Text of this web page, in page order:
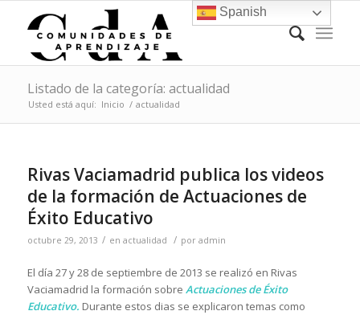
Listado de la categoría: actualidad
Usted está aquí: Inicio / actualidad
Rivas Vaciamadrid publica los videos
de la formación de Actuaciones de
Éxito Educativo
octubre 29, 2013 / en actualidad / por admin
El día 27 y 28 de septiembre de 2013 se realizó en Rivas
Vaciamadrid la formación sobre Actuaciones de Éxito
Educativo. Durante estos dias se explicaron temas como
Spanish